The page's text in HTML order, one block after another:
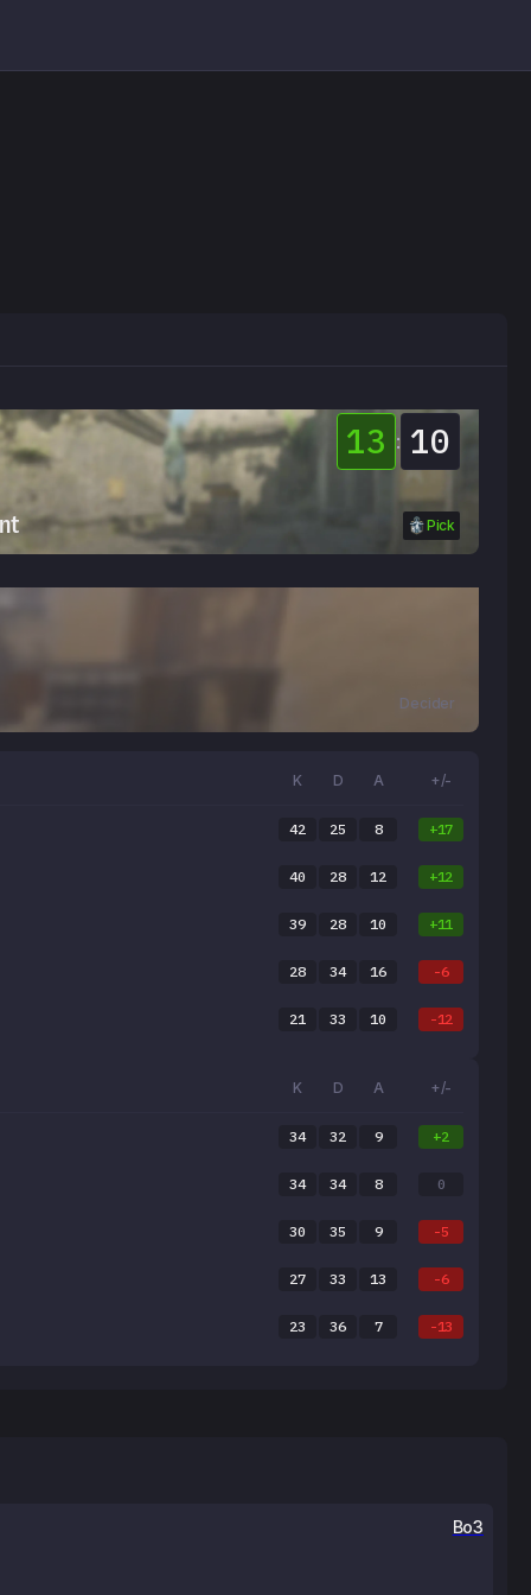
13 : 10
Pick
Decider
K D A +/-
42 25 8 +17
40 28 12 +12
39 28 10 +11
28 34 16 -6
21 33 10 -12
K D A +/-
34 32 9 +2
34 34 8 0
30 35 9 -5
27 33 13 -6
23 36 7 -13
Bo3